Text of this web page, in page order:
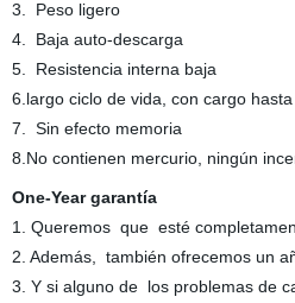
3. Peso ligero
4. Baja auto-descarga
5. Resistencia interna baja
6.largo ciclo de vida, con cargo
7. Sin efecto memoria
8.No contienen mercurio, ningún
One-Year garantía
1. Queremos que esté
2. Además, también ofrecemos un
3. Y si alguno de los problemas de